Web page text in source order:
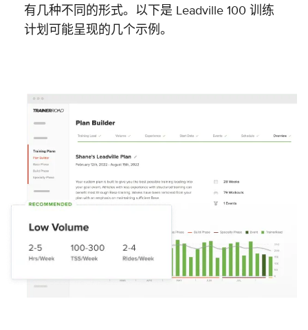
有几种不同的形式。以下是 Leadville 100 训练
计划可能呈现的几个示例。